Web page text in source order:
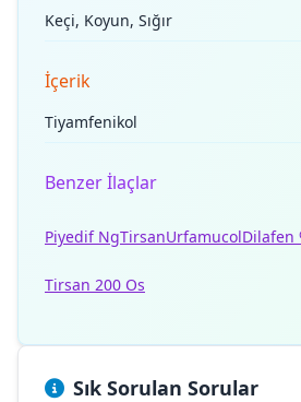
Keçi, Koyun, Sığır
İçerik
Tiyamfenikol
Benzer İlaçlar
Piyedif NgTirsanUrfamucolDilafen
Tirsan 200 Os
Sık Sorulan Sorular